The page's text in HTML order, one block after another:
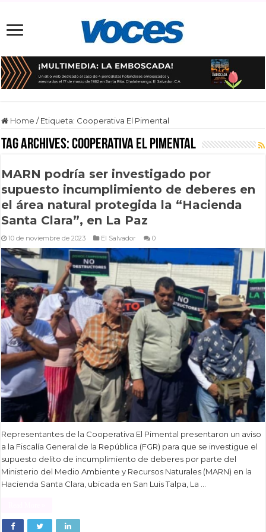
Home / Etiqueta: Cooperativa El Pimental
Tag Archives:Cooperativa El Pimental
MARN podría ser investigado por
supuesto incumplimiento de deberes en
el área natural protegida la “Hacienda
Santa Clara”, en La Paz
10 de noviembre de 2023 El Salvador 0
Representantes de la Cooperativa El Pimental presentaron un aviso
a la Fiscalía General de la República (FGR) para que se investigue el
supuesto delito de incumplimiento de deberes por parte del
Ministerio del Medio Ambiente y Recursos Naturales (MARN) en la
Hacienda Santa Clara, ubicada en San Luis Talpa, La …